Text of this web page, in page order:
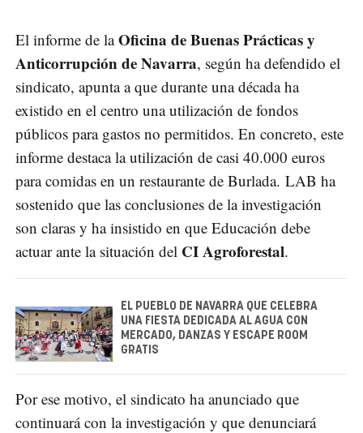
El informe de laOficina de Buenas Prácticas y
Anticorrupción de Navarra, según ha defendido el
sindicato, apunta a que durante una década ha
existido en el centro una utilización de fondos
públicos para gastos no permitidos. En concreto, este
informe destaca la utilización de casi 40.000 euros
para comidas en un restaurante de Burlada. LAB ha
sostenido que las conclusiones de la investigación
son claras y ha insistido en que Educación debe
actuar ante la situación del CI Agroforestal.
EL PUEBLO DE NAVARRA QUE CELEBRA
UNA FIESTA DEDICADA AL AGUA CON
MERCADO, DANZAS Y ESCAPE ROOM
GRATIS
Por ese motivo, el sindicato ha anunciado que
continuará con la investigación y que denunciará